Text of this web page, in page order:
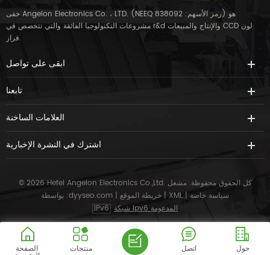
خفى Angelon Electronics Co. ، LTD. (NEEQ رمز الأسهم: 838092) هو
مشروعات التكنولوجيا الفائقة والتي تتخصص في r&d والإنتاج والمبيعات CCD لون
فراز.
ابقى على تواصل
تابعنا
العلامات الساخنة
اشترك في النشرة الإخبارية
© 2026 Hefei Angelon Electronics Co.,Ltd. كل الحقوق محفوظة.مشغل
بواسطة :dyyseo.com | خريطة الموقع | XML | سياسة خاصة
IPv6
شبكة ipv6 المدعومة
الصفحة منتجات حول اتصل